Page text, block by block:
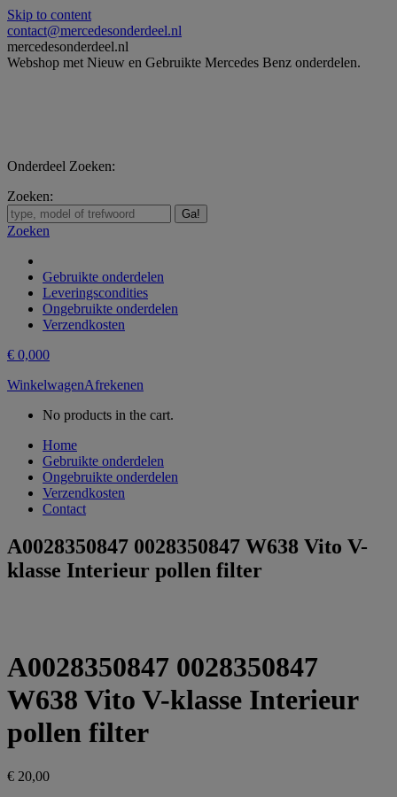
Skip to content
contact@mercedesonderdeel.nl
mercedesonderdeel.nl
Webshop met Nieuw en Gebruikte Mercedes Benz onderdelen.
Onderdeel Zoeken:
Zoeken:
Zoeken
Gebruikte onderdelen
Leveringscondities
Ongebruikte onderdelen
Verzendkosten
€ 0,000
WinkelwagenAfrekenen
No products in the cart.
Home
Gebruikte onderdelen
Ongebruikte onderdelen
Verzendkosten
Contact
A0028350847 0028350847 W638 Vito V-
klasse Interieur pollen filter
A0028350847 0028350847
W638 Vito V-klasse Interieur
pollen filter
€ 20,00